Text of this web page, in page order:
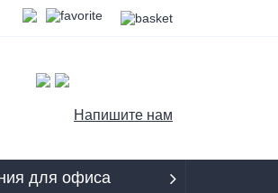
Напишите нам
для офиса